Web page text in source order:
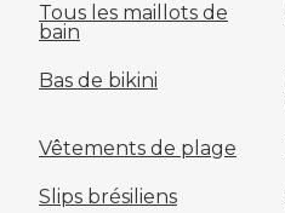
Tous les maillots de
bain
Bas de bikini
Vêtements de plage
Slips brésiliens